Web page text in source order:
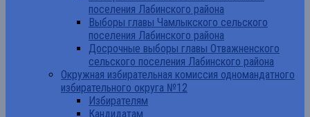
поселения Лабинского района
Выборы главы Чамлыкского сельского
поселения Лабинского района
Досрочные выборы главы Отважненского
сельского поселения Лабинского района
Окружная избирательная комиссия одномандатного
избирательного округа №12
Избирателям
Кандидатам